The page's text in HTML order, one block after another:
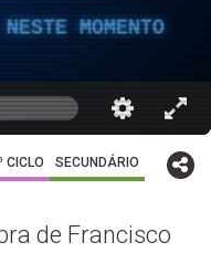
MOMENTO
CICLO SECUNDÁRIO
de Francisco